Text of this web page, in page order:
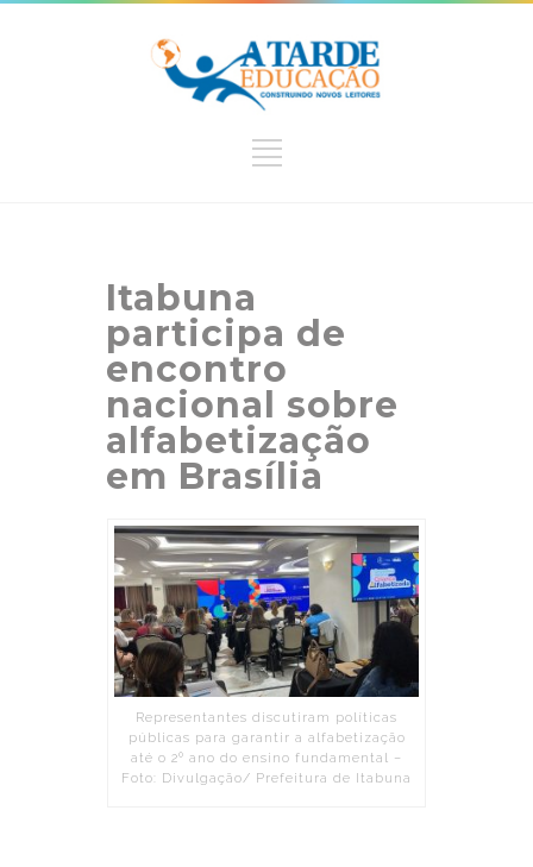
Itabuna
participa de
encontro
nacional sobre
alfabetização
em Brasília
Representantes discutiram políticas
públicas para garantir a alfabetização
até o 2º ano do ensino fundamental –
Foto: Divulgação/ Prefeitura de Itabuna